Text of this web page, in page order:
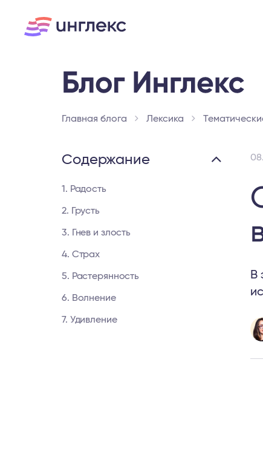
Главная блога Лексика
В
Содержание
1. Радость
2. Грусть
3. Гнев и злость
4. Страх
5. Растерянность
6. Волнение
7. Удивление